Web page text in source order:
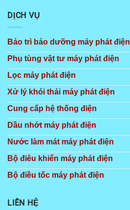
DỊCH VỤ
Bảo trì bảo dưỡng máy phát điện
Phụ tùng vật tư máy phát điện
Lọc máy phát điện
Xử lý khói thải máy phát điện
Cung cấp hệ thống điện
Dầu nhớt máy phát điện
Nước làm mát máy phát điện
Bộ điêu khiển máy phát điện
Bộ điều tốc máy phát điện
LIÊN HỆ